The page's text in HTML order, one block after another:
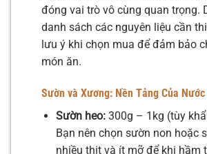
đóng vai trò vô cùng quan trọng.
danh sách các nguyên liệu cần
lưu ý khi chọn mua để đảm bảo
món ăn.
Sườn và Xương: Nền Tảng Của
Sườn heo:300g – 1kg (tùy
Bạn nên chọn sườn non hoặc
nhiều thịt và ít mỡ để khi hầm